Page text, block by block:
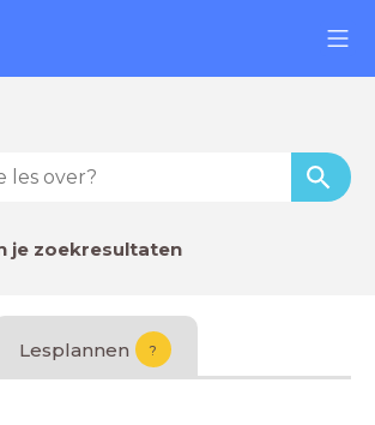
je zoekresultaten
Lesplannen ?